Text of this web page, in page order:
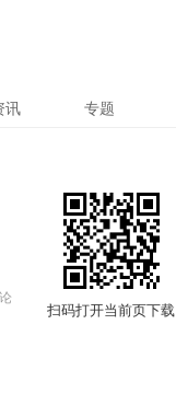
讯 专题
扫码打开当前页下载